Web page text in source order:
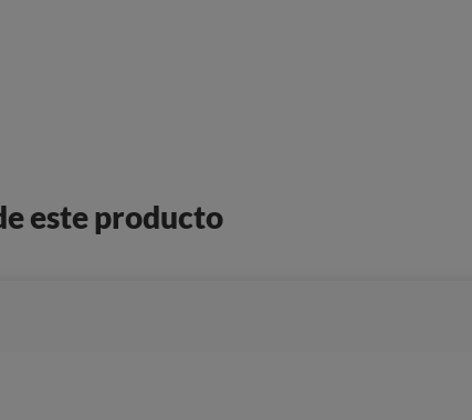
este producto